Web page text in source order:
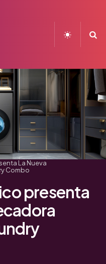
presenta
La Nueva
Combo